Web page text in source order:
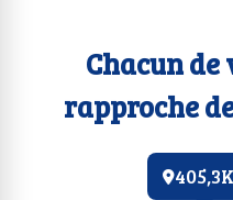
Chacun de
rapproche